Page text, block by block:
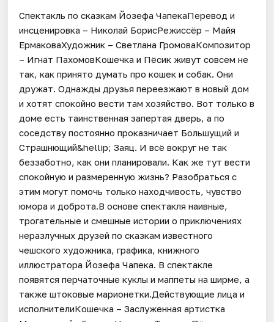
Спектакль по сказкам Йозефа ЧапекаПеревод и
инсценировка – Николай БорисРежиссёр – Майя
ЕрмаковаХудожник – Светлана ГромоваКомпозитор
– Игнат ПахомовКошечка и Пёсик живут совсем не
так, как принято думать про кошек и собак. Они
дружат. Однажды друзья переезжают в новый дом
и хотят спокойно вести там хозяйство. Вот только в
доме есть таинственная запертая дверь, а по
соседству постоянно проказничает Большущий и
Страшнющий&hellip; Заяц. И всё вокруг не так
беззаботно, как они планировали. Как же тут вести
спокойную и размеренную жизнь? Разобраться с
этим могут помочь только находчивость, чувство
юмора и доброта.В основе спектакля наивные,
трогательные и смешные истории о приключениях
неразлучных друзей по сказкам известного
чешского художника, графика, книжного
иллюстратора Йозефа Чапека. В спектакле
появятся перчаточные куклы и маппеты на ширме, а
также штоковые марионетки.Действующие лица и
исполнителиКошечка – Заслуженная артистка